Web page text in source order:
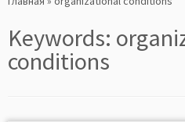
Keywords:
conditions